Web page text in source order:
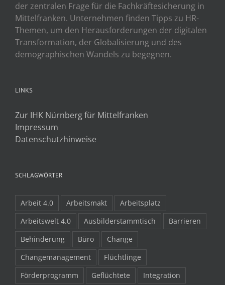
der zentralen Frage für die Fachkräftesicherung in
Mittelfranken. Unternehmen finden Tipps zu HR-
Themen, um den Herausforderungen der digitalen
Transformation, der Globalisierung und des
demographischen Wandels zu begegnen.
LINKS
Zur IHK Nürnberg für Mittelfranken
Impressum
Datenschutzhinweise
SCHLAGWÖRTER
Arbeit 4.0 Arbeitsmakt
Arbeitsplatz
Arbeitswelt 4.0
Ausbilderstammtisch
Barrieren
Behinderung
Büro
Change
Changemanagement
Flüchtlinge
Förderprogramm
Geflüchtete
Integration